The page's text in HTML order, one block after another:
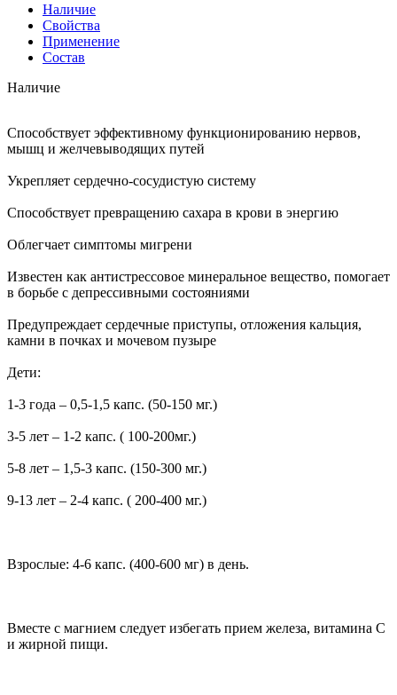
Наличие
Свойства
Применение
Состав
Наличие
Способствует эффективному функционированию нервов,
мышц и желчевыводящих путей
Укрепляет сердечно-сосудистую систему
Способствует превращению сахара в крови в энергию
Облегчает симптомы мигрени
Известен как антистрессовое минеральное вещество, помогает
в борьбе с депрессивными состояниями
Предупреждает сердечные приступы, отложения кальция,
камни в почках и мочевом пузыре
Дети:
1-3 года – 0,5-1,5 капс. (50-150 мг.)
3-5 лет – 1-2 капс. ( 100-200мг.)
5-8 лет – 1,5-3 капс. (150-300 мг.)
9-13 лет – 2-4 капс. ( 200-400 мг.)
Взрослые: 4-6 капс. (400-600 мг) в день.
Вместе с магнием следует избегать прием железа, витамина С
и жирной пищи.